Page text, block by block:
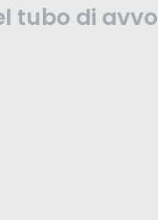
tubo di